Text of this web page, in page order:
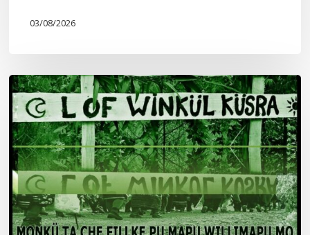
03/08/2026
Lof
Winkül
Küsra
convoca
a
apoyar
audiencia